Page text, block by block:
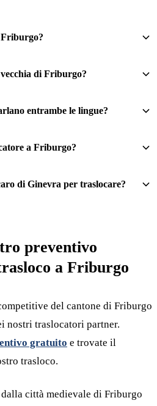
Friburgo?
di Friburgo?
entrambe le lingue?
a Friburgo?
di Ginevra per traslocare?
preventivo
a Friburgo
del cantone di Friburgo
nostri traslocatori partner.
gratuito e trovate il
trasloco.
città medievale di Friburgo